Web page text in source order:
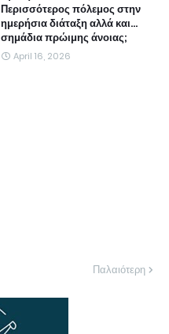
Περισσότερος πόλεμος στην
ημερήσια διάταξη αλλά και...
σημάδια πρώιμης άνοιας;
April 16, 2026
Παλαιότερη